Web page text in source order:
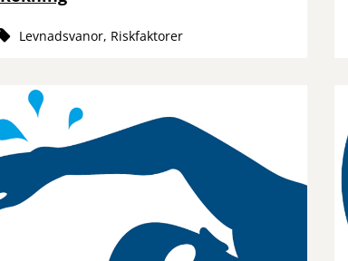
Levnadsvanor, Riskfaktorer